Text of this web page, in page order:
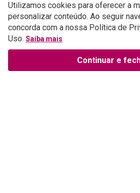
Utilizamos cookies para oferecer a
personalizar conteúdo. Ao seguir
concorda com a nossa Política de
Uso. Saiba mais
Continuar e